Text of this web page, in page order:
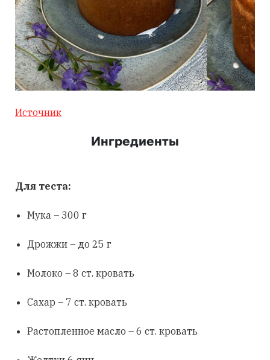
Источник
Ингредиенты
Для теста:
Мука – 300 г
Дрожжи – до 25 г
Молоко – 8 ст. кровать
Сахар – 7 ст. кровать
Растопленное масло – 6 ст. кровать